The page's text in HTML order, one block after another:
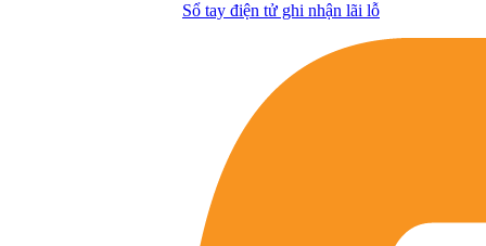
Sổ tay điện tử ghi nhận lãi lỗ